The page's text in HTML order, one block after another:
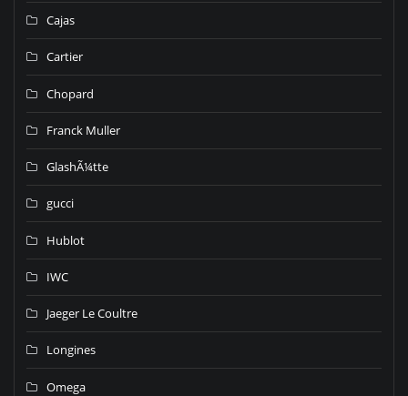
Cajas
Cartier
Chopard
Franck Muller
GlashÃ¼tte
gucci
Hublot
IWC
Jaeger Le Coultre
Longines
Omega